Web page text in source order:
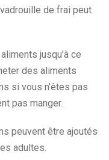
de frai peut
jusqu’à ce
des aliments
si vous n’êtes pas
pas manger.
peuvent être ajoutés
adultes.